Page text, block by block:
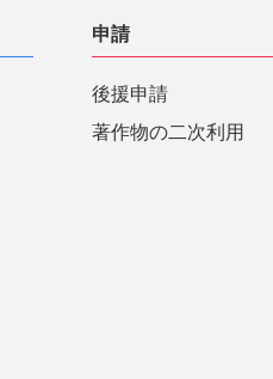
申請
後援申請
著作物の二次利用